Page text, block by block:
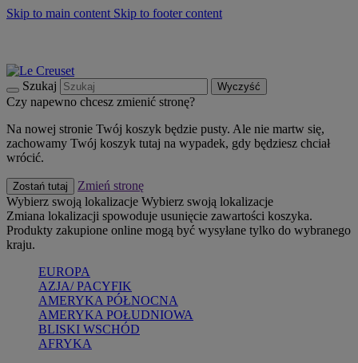
Skip to main content Skip to footer content
Szukaj Wyczyść
Czy napewno chcesz zmienić stronę?
Na nowej stronie Twój koszyk będzie pusty. Ale nie martw się,
zachowamy Twój koszyk tutaj na wypadek, gdy będziesz chciał
wrócić.
Zostań tutaj
Zmień stronę
Wybierz swoją lokalizacje Wybierz swoją lokalizacje
Zmiana lokalizacji spowoduje usunięcie zawartości koszyka.
Produkty zakupione online mogą być wysyłane tylko do wybranego
kraju.
EUROPA
AZJA/ PACYFIK
AMERYKA PÓŁNOCNA
AMERYKA POŁUDNIOWA
BLISKI WSCHÓD
AFRYKA